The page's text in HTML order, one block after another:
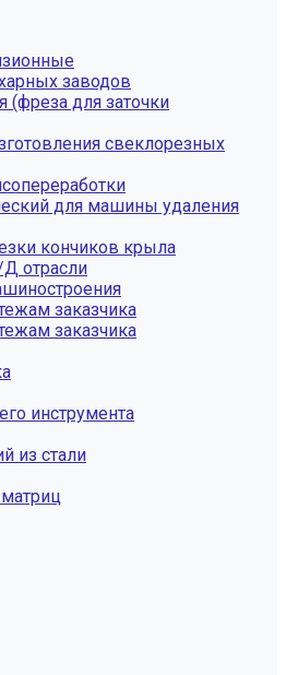
заводов
(фреза для заточки
свеклорезных
для машины удаления
кончиков крыла
отрасли
заказчика
заказчика
инструмента
из стали